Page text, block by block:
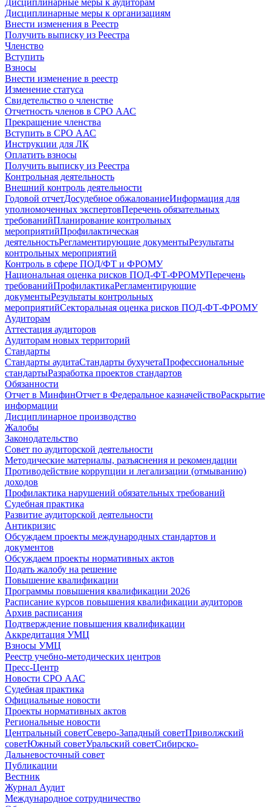
Дисциплинарные меры к аудиторам
Дисциплинарные меры к организациям
Внести изменения в Реестр
Получить выписку из Реестра
Членство
Вступить
Взносы
Внести изменение в реестр
Изменение статуса
Свидетельство о членстве
Отчетность членов в СРО ААС
Прекращение членства
Вступить в СРО ААС
Инструкции для ЛК
Оплатить взносы
Получить выписку из Реестра
Контрольная деятельность
Внешний контроль деятельности
Годовой отчетДосудебное обжалованиеИнформация для
уполномоченных экспертовПеречень обязательных
требованийПланирование контрольных
мероприятийПрофилактическая
деятельностьРегламентирующие документыРезультаты
контрольных мероприятий
Контроль в сфере ПОД/ФТ и ФРОМУ
Национальная оценка рисков ПОД-ФТ-ФРОМУПеречень
требованийПрофилактикаРегламентирующие
документыРезультаты контрольных
мероприятийСекторальная оценка рисков ПОД-ФТ-ФРОМУ
Аудиторам
Аттестация аудиторов
Аудиторам новых территорий
Стандарты
Стандарты аудитаСтандарты бухучетаПрофессиональные
стандартыРазработка проектов стандартов
Обязанности
Отчет в МинфинОтчет в Федеральное казначействоРаскрытие
информации
Дисциплинарное производство
Жалобы
Законодательство
Совет по аудиторской деятельности
Методические материалы, разъяснения и рекомендации
Противодействие коррупции и легализации (отмыванию)
доходов
Профилактика нарушений обязательных требований
Судебная практика
Развитие аудиторской деятельности
Антикризис
Обсуждаем проекты международных стандартов и
документов
Обсуждаем проекты нормативных актов
Подать жалобу на решение
Повышение квалификации
Программы повышения квалификации 2026
Расписание курсов повышения квалификации аудиторов
Архив расписания
Подтверждение повышения квалификации
Аккредитация УМЦ
Взносы УМЦ
Реестр учебно-методических центров
Пресс-Центр
Новости СРО ААС
Судебная практика
Официальные новости
Проекты нормативных актов
Региональные новости
Центральный советСеверо-Западный советПриволжский
советЮжный советУральский советСибирско-
Дальневосточный совет
Публикации
Вестник
Журнал Аудит
Международное сотрудничество